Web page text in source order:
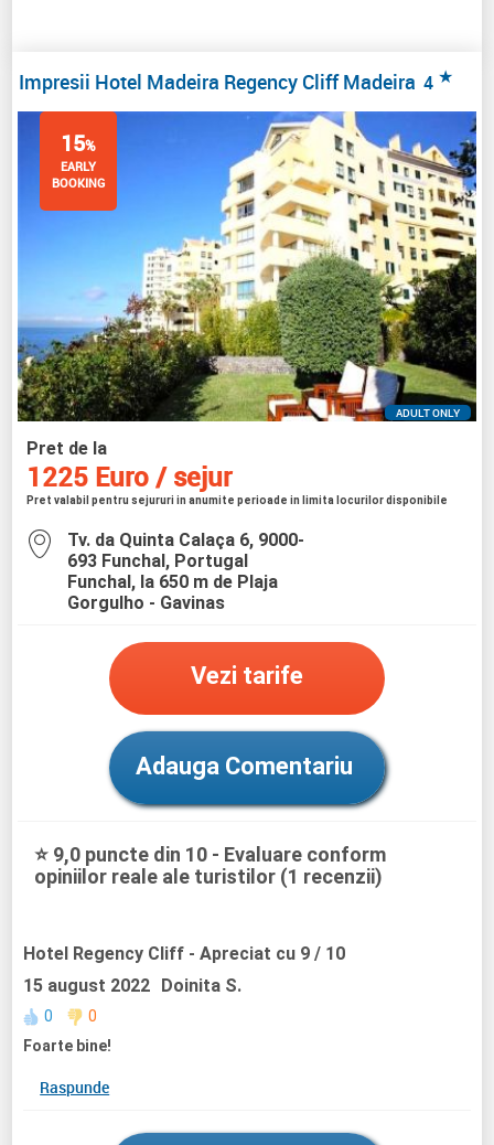
Impresii Hotel Madeira Regency Cliff Madeira 4 ★
15%
EARLY
BOOKING
ADULT ONLY
Pret de la
1225 Euro / sejur
Pret valabil pentru sejururi in anumite perioade in limita locurilor disponibile
Tv. da Quinta Calaça 6, 9000-
693 Funchal, Portugal
Funchal, la 650 m de Plaja
Gorgulho - Gavinas
Vezi tarife
Adauga Comentariu
⭐ 9,0 puncte din 10 - Evaluare conform
opiniilor reale ale turistilor (1 recenzii)
Hotel Regency Cliff - Apreciat cu 9 / 10
15 august 2022 Doinita S.
0
0
Foarte bine!
Raspunde